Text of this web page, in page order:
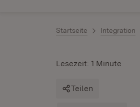
Startseite Integration
Lesezeit: 1 Minute
Teilen